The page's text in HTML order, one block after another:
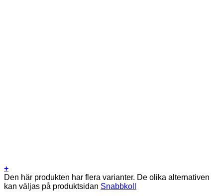
+
Den här produkten har flera varianter. De olika alternativen
kan väljas på produktsidan Snabbkoll